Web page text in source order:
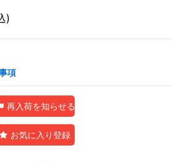
)
項
再入荷を知らせる
お気に入り登録